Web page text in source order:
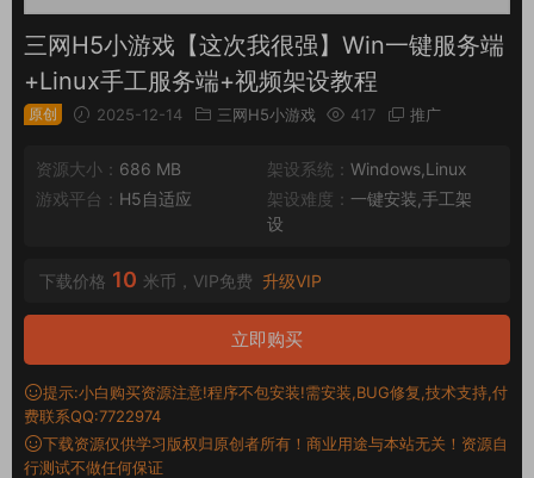
三网H5小游戏【这次我很强】Win一键服务端
+Linux手工服务端+视频架设教程
原创 2025-12-14 三网H5小游戏 417 推广
资源大小： 686 MB 架设系统： Windows,Linux
游戏平台： H5自适应 架设难度： 一键安装,手工架
设
下载价格 10 米币，VIP免费 升级VIP
立即购买
提示:小白购买资源注意!程序不包安装!需安装,BUG修复,技术支持,付
费联系QQ:7722974
下载资源仅供学习版权归原创者所有！商业用途与本站无关！资源自
行测试不做任何保证